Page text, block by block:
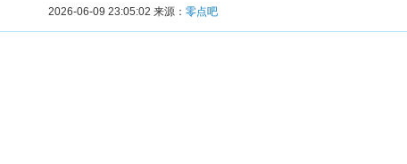
2026-06-09 23:05:02 来源： 零点吧